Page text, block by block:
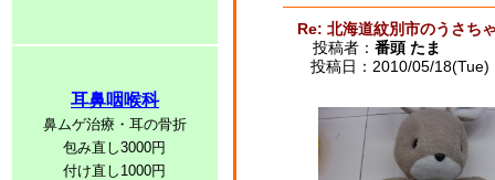
耳鼻咽喉科
鼻ムゲ治療・耳の骨折
包み直し3000円
付け直し1000円
Re: 北海道紋別市のうさち
投稿者： 番頭 たま
投稿日：2010/05/